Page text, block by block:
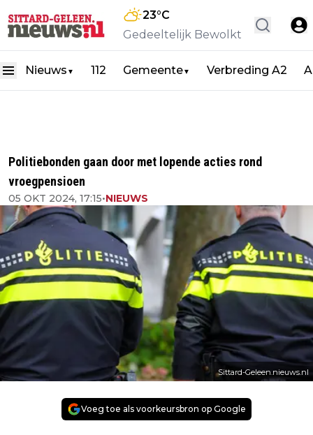
23°C
Gedeeltelijk Bewolkt
Nieuws ▼ 112 Gemeente▼ Verbreding A2
Politiebonden gaan door met lopende acties rond
vroegpensioen
05 OKT 2024, 17:15•NIEUWS
Sittard-Geleen.nieuws.nl
Voeg toe als voorkeursbron op Google